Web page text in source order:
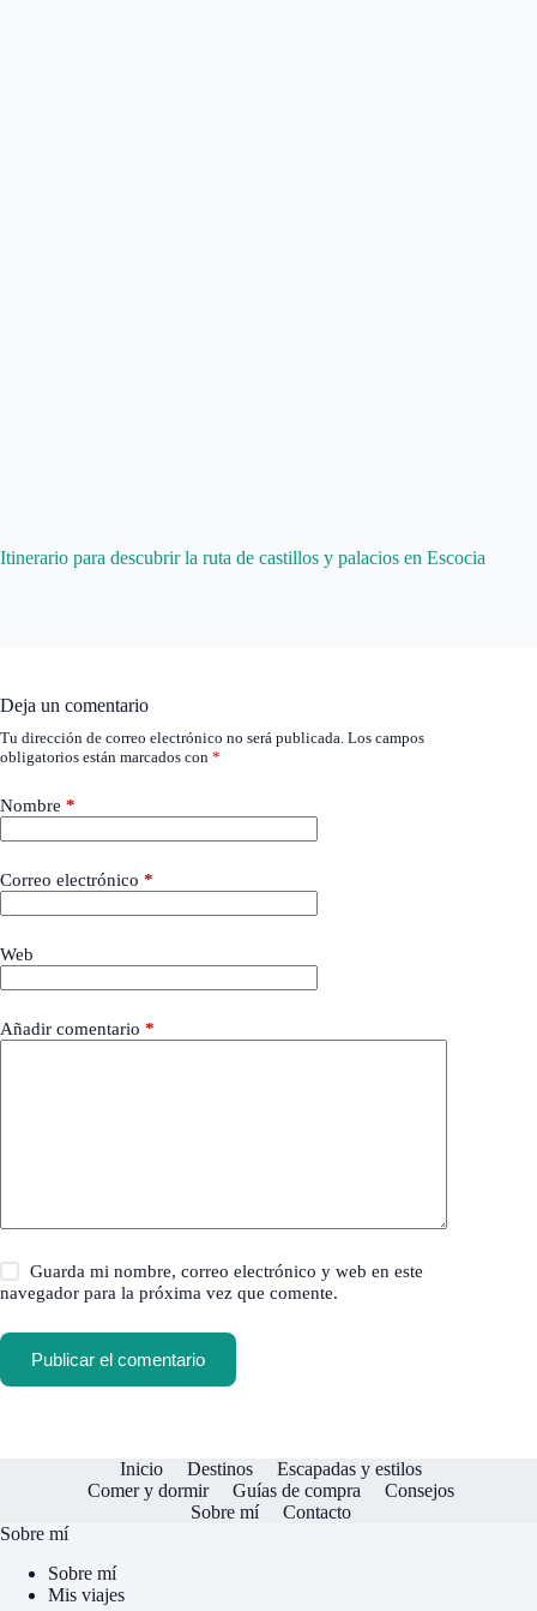
Itinerario para descubrir la ruta de castillos y palacios en Escocia
Deja un comentario
Tu dirección de correo electrónico no será publicada. Los campos
obligatorios están marcados con *
Nombre *
Correo electrónico *
Web
Añadir comentario *
Guarda mi nombre, correo electrónico y web en este
navegador para la próxima vez que comente.
Publicar el comentario
Inicio Destinos
Escapadas y estilos
Comer y dormir
Guías de compra
Consejos
Sobre mí
Contacto
Sobre mí
Sobre mí
Mis viajes